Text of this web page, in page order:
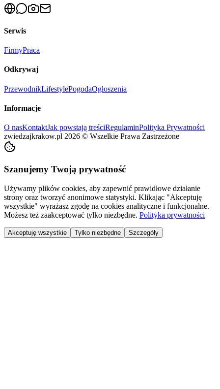
Serwis
FirmyPraca
Odkrywaj
PrzewodnikLifestylePogodaOgłoszenia
Informacje
O nasKontaktJak powstają treściRegulaminPolityka Prywatności
zwiedzajkrakow.pl 2026 © Wszelkie Prawa Zastrzeżone
Szanujemy Twoją prywatność
Używamy plików cookies, aby zapewnić prawidłowe działanie
strony oraz tworzyć anonimowe statystyki. Klikając "Akceptuję
wszystkie" wyrażasz zgodę na cookies analityczne i funkcjonalne.
Możesz też zaakceptować tylko niezbędne. Polityka prywatności
Akceptuję wszystkie Tylko niezbędne Szczegóły